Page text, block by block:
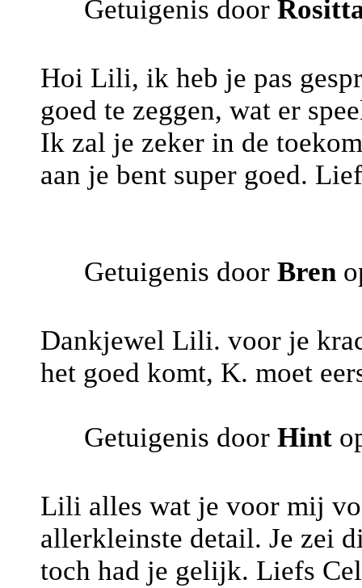
Getuigenis door
Hoi Lili, ik heb je pas
goed te zeggen, wat er
Ik zal je zeker in de
aan je bent super goed.
Getuigenis door Bren
Dankjewel Lili. voor je
het goed komt, K. moet
Getuigenis door Hint
Lili alles wat je voor mij
allerkleinste detail. Je zei
toch had je gelijk. Liefs